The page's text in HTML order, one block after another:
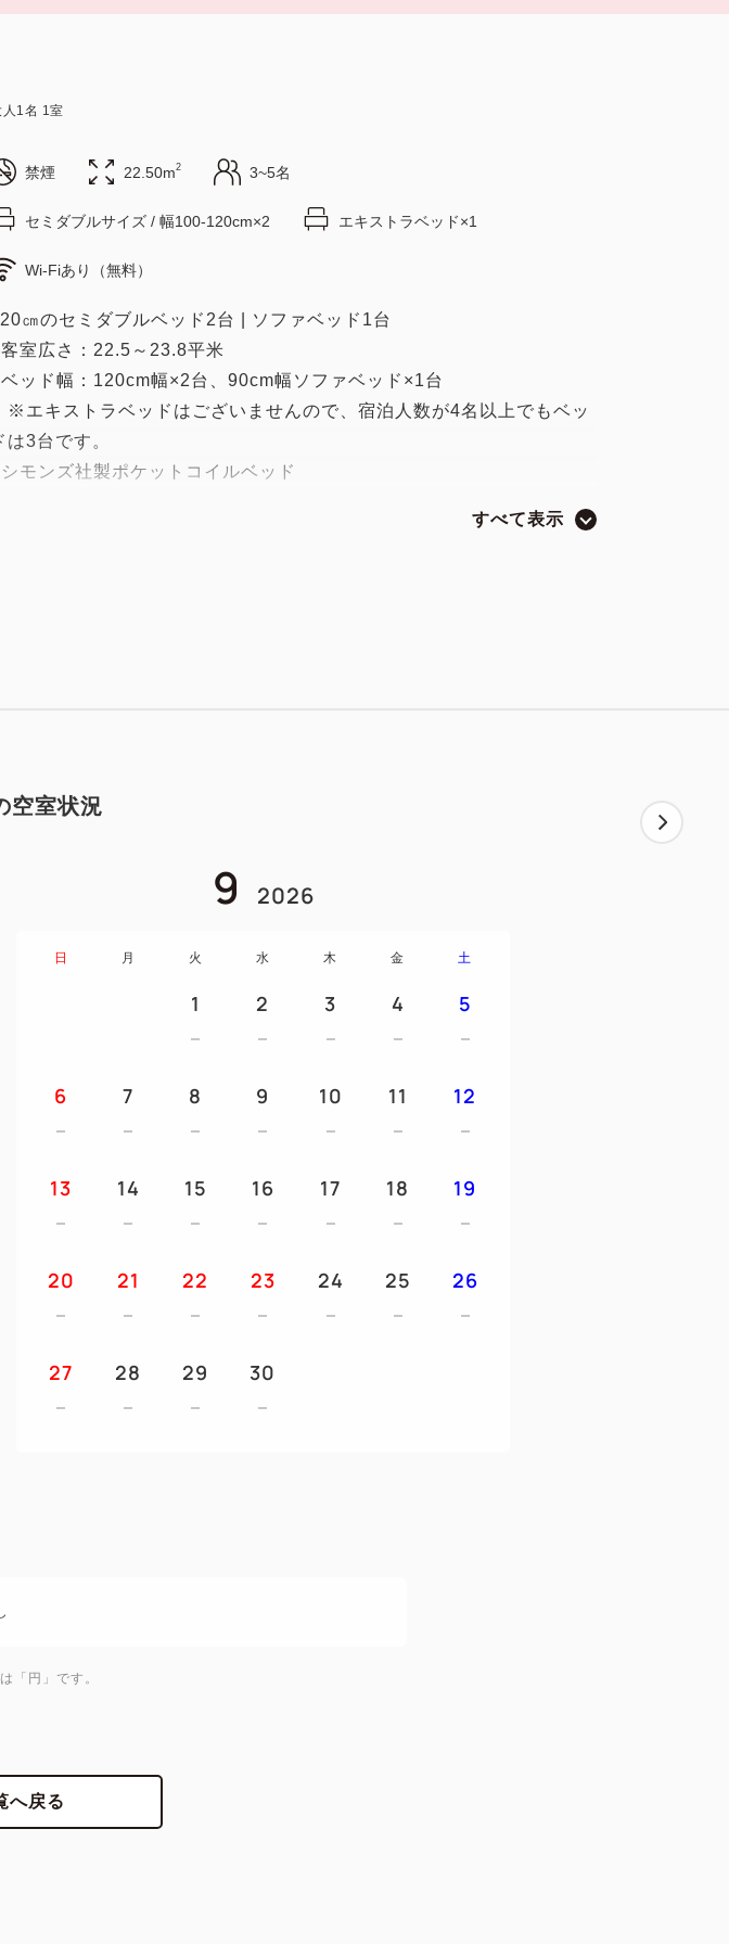
1名 1室
禁煙 22.50m2 3~5名
セミダブルサイズ / 幅100-120cm×2 エキストラベッド×1
Wi-Fiあり（無料）
㎝のセミダブルベッド2台 | ソファベッド1台
室広さ：22.5～23.8平米
ッド幅：120cm幅×2台、90cm幅ソファベッド×1台
エキストラベッドはございませんので、宿泊人数が4名以上でもベッ
は3台です。
モンズ社製ポケットコイルベッド
レビ｜電気ポット｜ヘアドライヤー｜フェイスタオル｜バスタオル｜
ディース・メンズ フリーアメニティ ※フロントにてご用意
セット | フェイスマスク | ヘアパック ｜ ヘアバンド | ヘアクリップ |
子様のアメニティ（枕・パジャマ・ハブラシ・タオル・スリッパ・
むつ等）はフロントで無料貸出ししております。
すべて表示
空室状況
9 2026
日 月 火 水 木 金 土
1 2 3 4 5
6 7 8 9 10 11 12
13 14 15 16 17 18 19
20 21 22 23 24 25 26
27 28 29 30
「円」です。
へ戻る